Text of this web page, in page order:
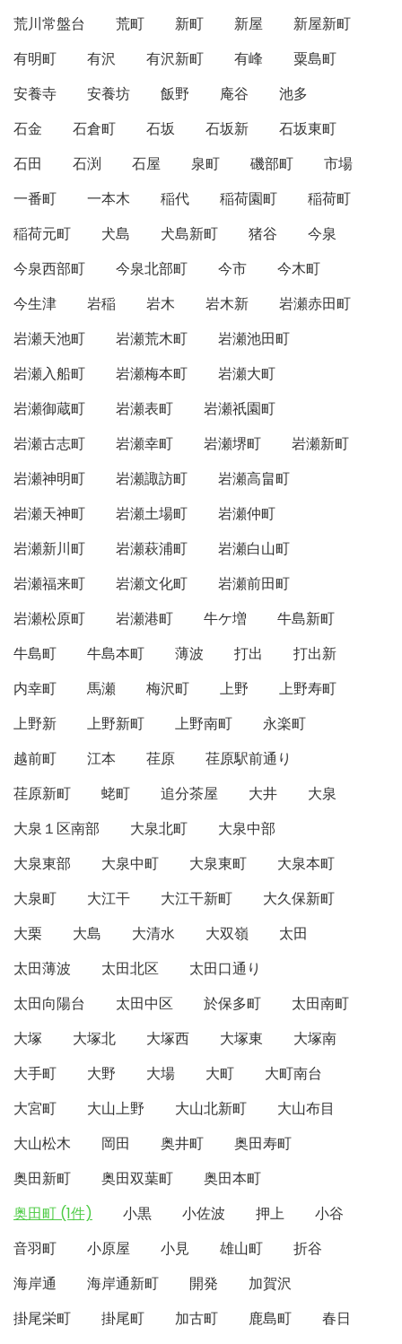
荒川常盤台
荒町 新町 新屋
新屋新町
有明町
有沢 有沢新町 有峰
粟島町
安養寺
安養坊 飯野 庵谷
池多
石金
石倉町 石坂 石坂新
石坂東町
石田
石渕 石屋 泉町 磯部町
市場
一番町
一本木 稲代 稲荷園町
稲荷町
稲荷元町
犬島 犬島新町 猪谷
今泉
今泉西部町
今泉北部町 今市
今木町
今生津
岩稲 岩木 岩木新
岩瀬赤田町
岩瀬天池町
岩瀬荒木町
岩瀬池田町
岩瀬入船町
岩瀬梅本町
岩瀬大町
岩瀬御蔵町
岩瀬表町
岩瀬祇園町
岩瀬古志町
岩瀬幸町 岩瀬堺町
岩瀬新町
岩瀬神明町
岩瀬諏訪町
岩瀬高畠町
岩瀬天神町
岩瀬土場町
岩瀬仲町
岩瀬新川町
岩瀬萩浦町
岩瀬白山町
岩瀬福来町
岩瀬文化町
岩瀬前田町
岩瀬松原町
岩瀬港町 牛ケ増
牛島新町
牛島町
牛島本町 薄波 打出
打出新
内幸町
馬瀬 梅沢町 上野
上野寿町
上野新
上野新町 上野南町
永楽町
越前町
江本 荏原
荏原駅前通り
荏原新町
蛯町 追分茶屋 大井
大泉
大泉１区南部
大泉北町
大泉中部
大泉東部
大泉中町 大泉東町
大泉本町
大泉町
大江干 大江干新町
大久保新町
大栗
大島 大清水 大双嶺
太田
太田薄波
太田北区
太田口通り
太田向陽台
太田中区 於保多町
太田南町
大塚
大塚北 大塚西 大塚東
大塚南
大手町
大野 大場 大町
大町南台
大宮町
大山上野 大山北新町
大山布目
大山松木
岡田 奥井町
奥田寿町
奥田新町
奥田双葉町
奥田本町
奥田町 (1件)
小黒 小佐波 押上
小谷
音羽町
小原屋 小見 雄山町
折谷
海岸通
海岸通新町 開発
加賀沢
掛尾栄町
掛尾町 加古町 鹿島町
春日